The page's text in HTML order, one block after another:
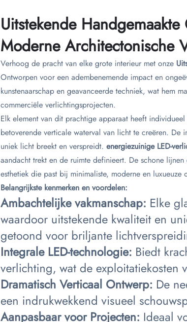
Uitstekende
Moderne Architectonische
Verhoog de pracht van elke grote interieur met onze
Ontworpen voor een adembenemende impact en
kunstenaarschap en geavanceerde techniek, wat hem
commerciële verlichtingsprojecten.
Elk element van dit prachtige apparaat heeft individueel
betoverende verticale waterval van licht te creëren. De
uniek licht breekt en verspreidt. energiezuinige LED-
aandacht trekt en de ruimte definieert. De schone
esthetiek die past bij minimaliste, moderne en luxueuze
Belangrijkste kenmerken en voordelen:
Ambachtelijke vakmanschap: Elke
waardoor uitstekende kwaliteit en
getoond voor briljante
Integrale LED-technologie: Biedt
verlichting, wat de exploitatiekosten
Dramatisch Verticaal Ontwerp: De
een indrukwekkend visueel
Aanpasbaar voor Projecten: Ideaal